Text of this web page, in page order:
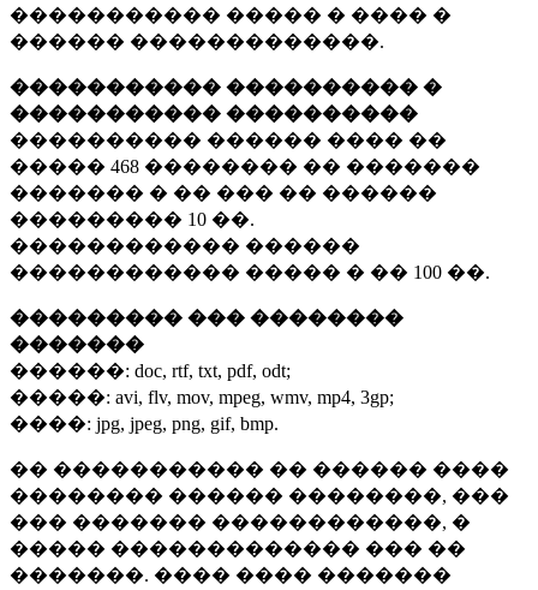
����������� ����� � ���� �
������ �������������.
����������� ���������� �
����������� ����������
���������� ������ ���� ��
����� 468 �������� �� �������
������� � �� ��� �� ������
��������� 10 ��.
������������ ������
������������ ����� � �� 100 ��.
��������� ��� ��������
�������
������: doc, rtf, txt, pdf, odt;
�����: avi, flv, mov, mpeg, wmv, mp4, 3gp;
����: jpg, jpeg, png, gif, bmp.
�� ����������� �� ������ ����
�������� ������ ��������, ���
��� ������� ������������, �
����� ������������� ��� ��
�������. ���� ���� �������